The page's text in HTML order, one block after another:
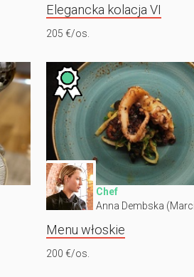
Elegancka kolacja VI
205 €/os.
Chef
Anna Dembska
Menu włoskie
200 €/os.